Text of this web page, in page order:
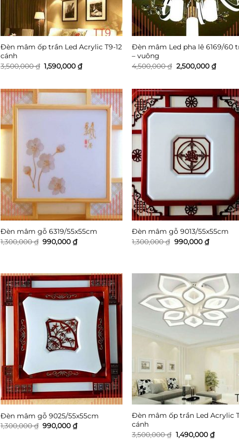
Đèn mâm ốp trần Led Acrylic T9-12
cánh
3,500,000₫ Giá
gốc
1,590,000₫Giá
hiện
1,590,000 ₫.
Đèn mâm Led pha lê 6169/60
– vuông
4,500,000₫ Giá
gốc
2,500,000₫Giá
hiện
Đèn mâm gỗ 6319/55x55cm
1,300,000₫ Giá
990,000₫Giá
hiện
Đèn mâm gỗ 9013/55x55cm
1,300,000₫ Giá
990,000₫Giá
hiện
Đèn mâm gỗ 9025/55x55cm
1,300,000₫ Giá
990,000₫Giá
hiện
Đèn mâm ốp trần Led Acrylic
cánh
3,500,000₫ Giá
1,490,000₫Giá